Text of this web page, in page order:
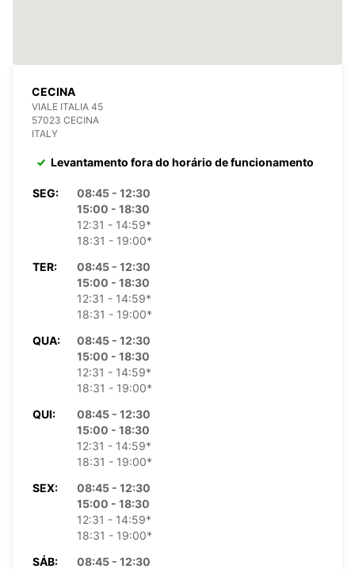
CECINA
VIALE ITALIA 45
57023 CECINA
ITALY
Levantamento fora do horário de funcionamento
SEG:
08:45 - 12:30
15:00 - 18:30
12:31 - 14:59*
18:31 - 19:00*
TER:
08:45 - 12:30
15:00 - 18:30
12:31 - 14:59*
18:31 - 19:00*
QUA:
08:45 - 12:30
15:00 - 18:30
12:31 - 14:59*
18:31 - 19:00*
QUI:
08:45 - 12:30
15:00 - 18:30
12:31 - 14:59*
18:31 - 19:00*
SEX:
08:45 - 12:30
15:00 - 18:30
12:31 - 14:59*
18:31 - 19:00*
SÁB:
08:45 - 12:30